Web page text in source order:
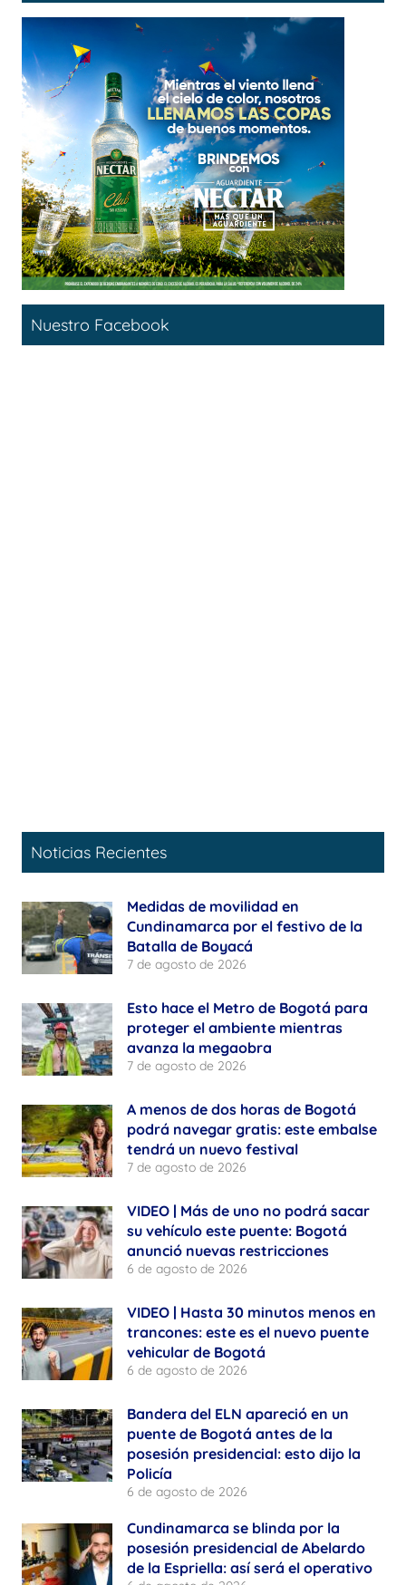
Nuestro Facebook
Noticias Recientes
Medidas de movilidad en
Cundinamarca por el festivo de la
Batalla de Boyacá
7 de agosto de 2026
Esto hace el Metro de Bogotá para
proteger el ambiente mientras
avanza la megaobra
7 de agosto de 2026
A menos de dos horas de Bogotá
podrá navegar gratis: este embalse
tendrá un nuevo festival
7 de agosto de 2026
VIDEO | Más de uno no podrá sacar
su vehículo este puente: Bogotá
anunció nuevas restricciones
6 de agosto de 2026
VIDEO | Hasta 30 minutos menos en
trancones: este es el nuevo puente
vehicular de Bogotá
6 de agosto de 2026
Bandera del ELN apareció en un
puente de Bogotá antes de la
posesión presidencial: esto dijo la
Policía
6 de agosto de 2026
Cundinamarca se blinda por la
posesión presidencial de Abelardo
de la Espriella: así será el operativo